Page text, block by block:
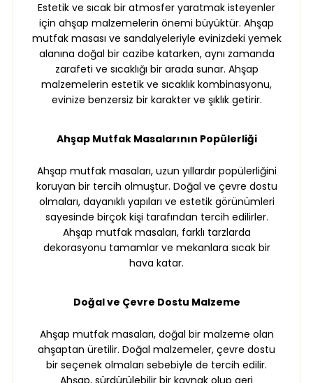
Estetik ve sıcak bir atmosfer yaratmak isteyenler
için ahşap malzemelerin önemi büyüktür. Ahşap
mutfak masası ve sandalyeleriyle evinizdeki yemek
alanına doğal bir cazibe katarken, aynı zamanda
zarafeti ve sıcaklığı bir arada sunar. Ahşap
malzemelerin estetik ve sıcaklık kombinasyonu,
evinize benzersiz bir karakter ve şıklık getirir.
Ahşap Mutfak Masalarının Popülerliği
Ahşap mutfak masaları, uzun yıllardır popülerliğini
koruyan bir tercih olmuştur. Doğal ve çevre dostu
olmaları, dayanıklı yapıları ve estetik görünümleri
sayesinde birçok kişi tarafından tercih edilirler.
Ahşap mutfak masaları, farklı tarzlarda
dekorasyonu tamamlar ve mekanlara sıcak bir
hava katar.
Doğal ve Çevre Dostu Malzeme
Ahşap mutfak masaları, doğal bir malzeme olan
ahşaptan üretilir. Doğal malzemeler, çevre dostu
bir seçenek olmaları sebebiyle de tercih edilir.